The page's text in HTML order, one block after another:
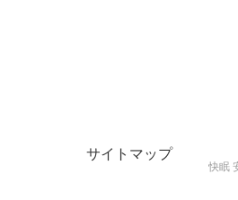
サイトマップ